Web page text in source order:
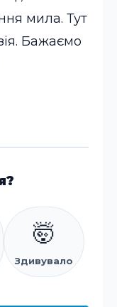
мила. Тут
Бажаємо
🤯
Здивувало